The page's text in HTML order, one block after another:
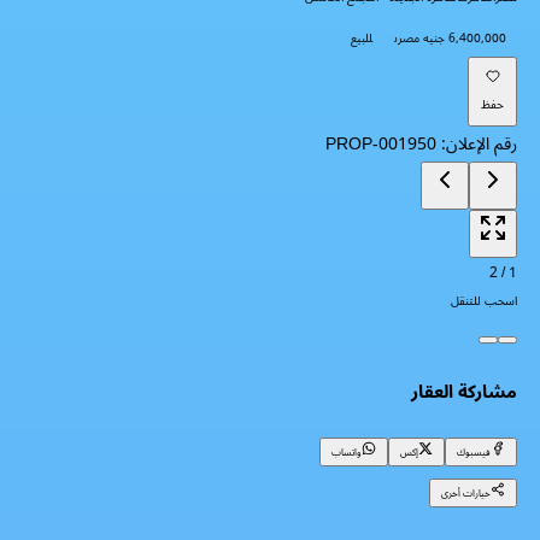
6,400,000 جنيه مصرى
للبيع
حفظ
رقم الإعلان:
PROP-001950
1
/
2
اسحب للتنقل
مشاركة العقار
فيسبوك إكس
واتساب
خيارات أخرى